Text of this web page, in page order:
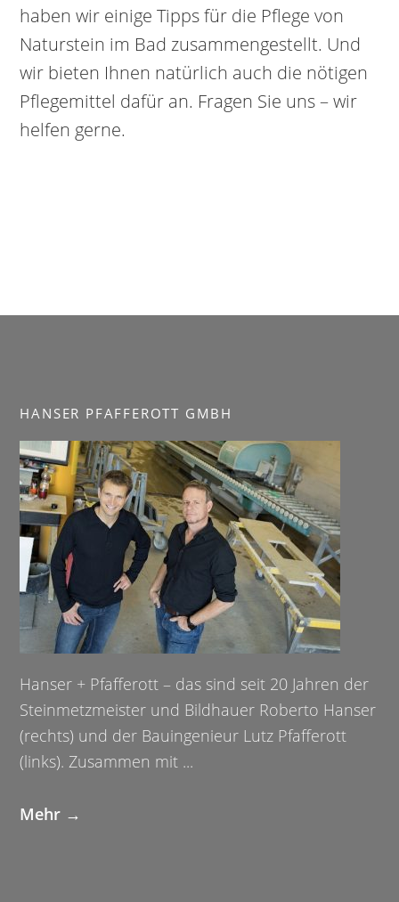
haben wir einige Tipps für die Pflege von
Naturstein im Bad zusammengestellt. Und
wir bieten Ihnen natürlich auch die nötigen
Pflegemittel dafür an. Fragen Sie uns – wir
helfen gerne.
HANSER PFAFFEROTT GMBH
Hanser + Pfafferott – das sind seit 20 Jahren der
Steinmetzmeister und Bildhauer Roberto Hanser
(rechts) und der Bauingenieur Lutz Pfafferott
(links). Zusammen mit ...
Mehr →